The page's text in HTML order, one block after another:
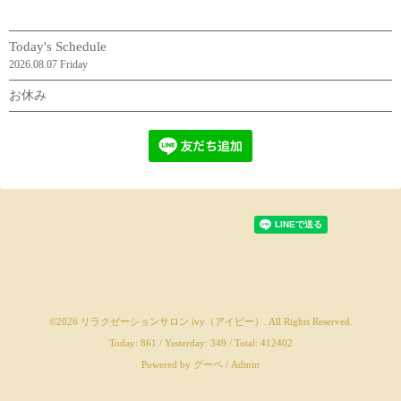
Today's Schedule
2026.08.07 Friday
お休み
©2026 リラクゼーションサロン ivy（アイビー）
. All Rights Reserved.
Today: 861 / Yesterday: 349 / Total: 412402
Powered by グーペ / Admin